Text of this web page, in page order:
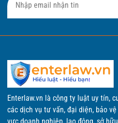
Enterlaw.vn là công ty luật uy tín,
các dịch vụ tư vấn, đại diện, bảo
vực doanh nghiệp, lao động, sở